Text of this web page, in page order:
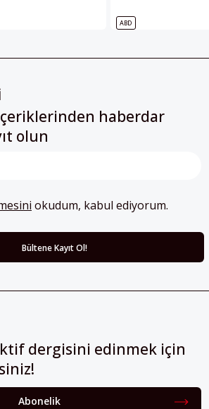
ABD
haberdar
olun
okudum, kabul ediyorum.
dergisini edinmek için
Abonelik